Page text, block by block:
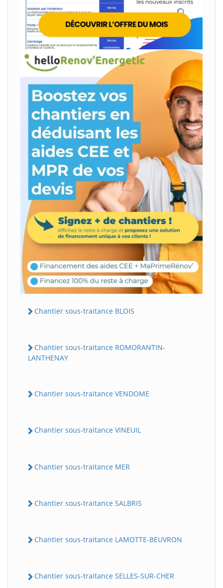
Chantier sous-traitance BLOIS
Chantier sous-traitance ROMORANTIN-
LANTHENAY
Chantier sous-traitance VENDOME
Chantier sous-traitance VINEUIL
Chantier sous-traitance MER
Chantier sous-traitance SALBRIS
Chantier sous-traitance LAMOTTE-BEUVRON
Chantier sous-traitance SELLES-SUR-CHER